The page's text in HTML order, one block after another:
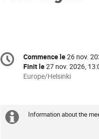
Information
de
Date/Heure
Commence le26 nov.
Finit le27 nov. 2026,
Toutes
en
Europe/Helsinki
Information
Information about the